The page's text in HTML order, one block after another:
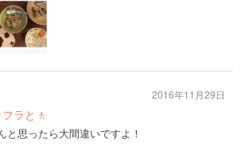
ラと🚶
と思ったら大間違いですよ！
2016年11月29日